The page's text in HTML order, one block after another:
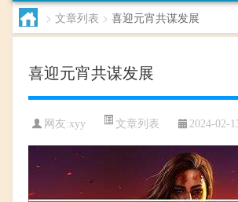
> 文章列表 > 喜迎元宵共谋发展
喜迎元宵共谋发展
网友:xyy 文章列表 2024-02-